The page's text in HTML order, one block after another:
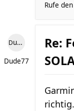
Rufe
Dude77
Dude77
Re:
richtig.